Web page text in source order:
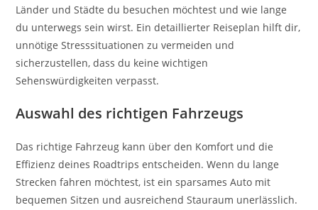
Länder und Städte du besuchen möchtest und wie lange
du unterwegs sein wirst. Ein detaillierter Reiseplan hilft dir,
unnötige Stresssituationen zu vermeiden und
sicherzustellen, dass du keine wichtigen
Sehenswürdigkeiten verpasst.
Auswahl des richtigen Fahrzeugs
Das richtige Fahrzeug kann über den Komfort und die
Effizienz deines Roadtrips entscheiden. Wenn du lange
Strecken fahren möchtest, ist ein sparsames Auto mit
bequemen Sitzen und ausreichend Stauraum unerlässlich.